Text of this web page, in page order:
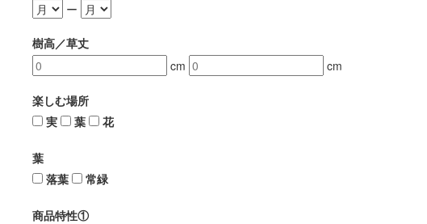
ー
樹高／草丈
cm
cm
楽しむ場所
実
葉 花
葉
落葉
常緑
商品特性①